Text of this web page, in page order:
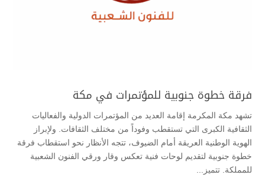
فرقة خطوة جنوبية للمؤتمرات في مكة
تشهد مكة المكرمة إقامة العديد من المؤتمرات الدولية والفعاليات
الثقافية الكبرى التي تستقطب وفوداً من مختلف الثقافات. ولإبراز
الهوية الوطنية العريقة أمام الضيوف، تتجه الأنظار نحو استقطاب فرقة
خطوة جنوبية لتقديم لوحات فنية تعكس وقار ورقي الفنون الشعبية
للمملكة. تتميز...